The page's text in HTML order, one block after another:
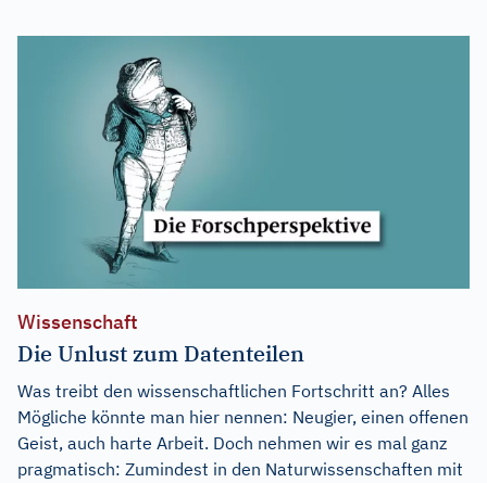
Wissenschaft
Die Unlust zum Datenteilen
Was treibt den wissenschaftlichen Fortschritt an? Alles
Mögliche könnte man hier nennen: Neugier, einen offenen
Geist, auch harte Arbeit. Doch nehmen wir es mal ganz
pragmatisch: Zumindest in den Naturwissenschaften mit